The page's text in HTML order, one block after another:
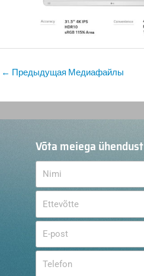
← Предыдущая Медиафайлы
Võta meiega ühendust